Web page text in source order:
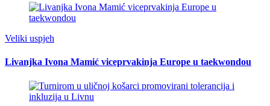
Veliki uspjeh
Livanjka Ivona Mamić viceprvakinja Europe u taekwondou